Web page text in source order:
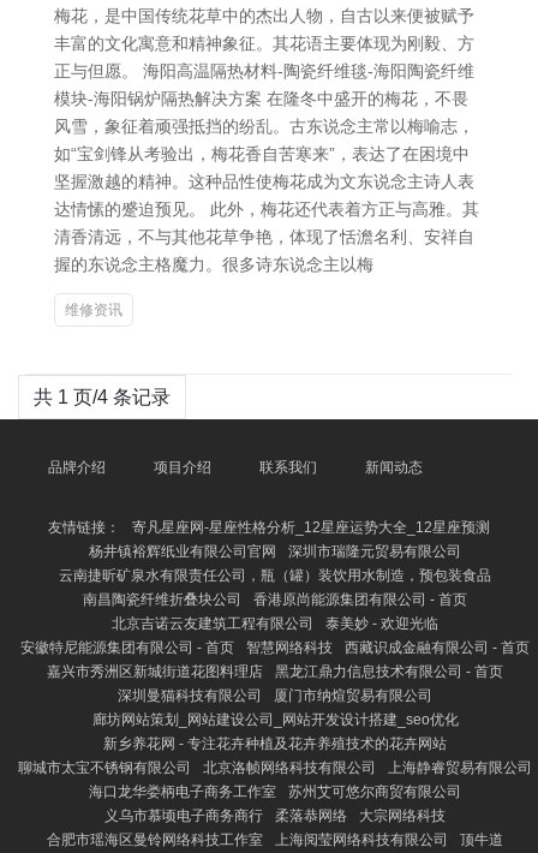
梅花，是中国传统花草中的杰出人物，自古以来便被赋予
丰富的文化寓意和精神象征。其花语主要体现为刚毅、方
正与但愿。 海阳高温隔热材料-陶瓷纤维毯-海阳陶瓷纤维
模块-海阳锅炉隔热解决方案 在隆冬中盛开的梅花，不畏
风雪，象征着顽强抵挡的纷乱。古东说念主常以梅喻志，
如“宝剑锋从考验出，梅花香自苦寒来”，表达了在困境中
坚握激越的精神。这种品性使梅花成为文东说念主诗人表
达情愫的蹙迫预见。 此外，梅花还代表着方正与高雅。其
清香清远，不与其他花草争艳，体现了恬澹名利、安祥自
握的东说念主格魔力。很多诗东说念主以梅
维修资讯
共 1 页/4 条记录
品牌介绍 项目介绍 联系我们 新闻动态
友情链接：
寄凡星座网-星座性格分析_12星座运势大全_12星座预测
杨井镇裕辉纸业有限公司官网
深圳市瑞隆元贸易有限公司
云南捷昕矿泉水有限责任公司，瓶（罐）装饮用水制造，预包装食品
南昌陶瓷纤维折叠块公司
香港原尚能源集团有限公司 - 首页
北京吉诺云友建筑工程有限公司
泰美妙 - 欢迎光临
安徽特尼能源集团有限公司 - 首页
智慧网络科技
西藏识成金融有限公司 - 首页
嘉兴市秀洲区新城街道花图料理店
黑龙江鼎力信息技术有限公司 - 首页
深圳曼猫科技有限公司
厦门市纳煊贸易有限公司
廊坊网站策划_网站建设公司_网站开发设计搭建_seo优化
新乡养花网 - 专注花卉种植及花卉养殖技术的花卉网站
聊城市太宝不锈钢有限公司
北京洛帧网络科技有限公司
上海静睿贸易有限公司
海口龙华娄柄电子商务工作室
苏州艾可悠尔商贸有限公司
义乌市慕顷电子商务商行
柔落恭网络
大宗网络科技
合肥市瑶海区曼铃网络科技工作室
上海阅莹网络科技有限公司 顶牛道